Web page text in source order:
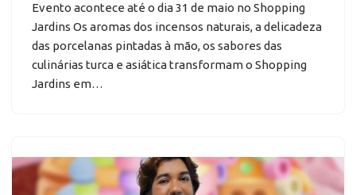
Evento acontece até o dia 31 de maio no Shopping
Jardins Os aromas dos incensos naturais, a delicadeza
das porcelanas pintadas à mão, os sabores das
culinárias turca e asiática transformam o Shopping
Jardins em…